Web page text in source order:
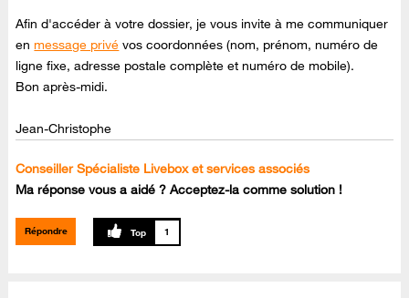
Afin d'accéder à votre dossier, je vous invite à me communiquer
enmessage privé vos coordonnées (nom, prénom, numéro de
ligne fixe, adresse postale complète et numéro de mobile).
Bon après-midi.
Jean-Christophe
Conseiller Spécialiste Livebox et services associés
Ma réponse vous a aidé ? Acceptez-la comme solution !
Répondre 1